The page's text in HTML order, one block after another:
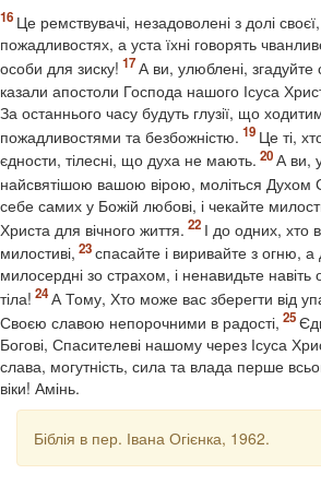
Це ремствувачі, незадоволені з долі
пожадливостях, а уста їхні говорять
особи для зиску!
А ви, улюблені,
казали апостоли Господа нашого Ісуса
За останнього часу будуть глузії, що
пожадливостями та безбожністю.
Це ті,
єдности, тілесні, що духа не мають.
А ви,
найсвятішою вашою вірою, моліться Духом
себе самих у Божій любові, і чекайте
Христа для вічного життя.
І до одних, хто
милостиві,
спасайте і виривайте з огню, а
милосердні зо страхом, і ненавидьте навіть
тіла!
А Тому, Хто може вас зберегти від
Своєю славою непорочними в радості,
Богові, Спасителеві нашому через Ісуса
слава, могутність, сила та влада перше
віки! Амінь.
Біблія в пер. Івана Огієнка, 1962.